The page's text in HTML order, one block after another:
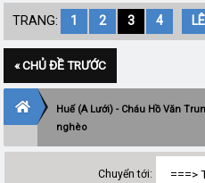
TRANG: 1 2 3 4
« CHỦ ĐỀ TRƯỚC
Huế (A Lưới) - Cháu Hồ Văn
nghèo
Chuyển tới: